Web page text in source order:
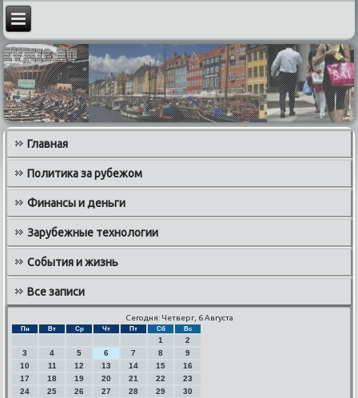
Главная
Политика за рубежом
Финансы и деньги
Зарубежные технологии
События и жизнь
Все записи
Сегодня: Четверг, 6 Августа
Пн Вт Ср Чт Пт Сб Вс
1
2
3
4 5 6 7 8
9
10
11 12 13 14 15
16
17
18 19 20 21 22
23
24
25 26 27 28 29
30